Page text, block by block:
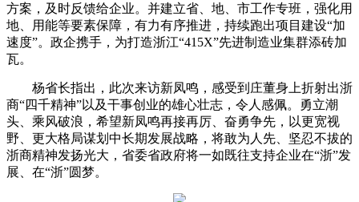
方案，及时反馈给企业。并建立省、地、市工作专班，强化用
地、用能等要素保障，有力有序推进，持续跑出项目建设“加
速度”。政企携手，为打造浙江“415X”先进制造业集群添砖加
瓦。
杨省长指出，此次来访新凤鸣，感受到庄董身上折射出浙
商“四千精神”以及干事创业的雄心壮志，令人感佩。勇立潮
头、乘风破浪，希望新凤鸣再接再厉、奋勇争先，以更宽视
野、更大格局谋划中长期发展战略，将敢为人先、坚忍不拔的
浙商精神发扬光大，省委省政府将一如既往支持企业在“浙”发
展、在“浙”圆梦。